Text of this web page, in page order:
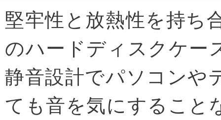
堅牢性と放熱性を持ち
のハードディスクケー
静音設計でパソコンや
ても音を気にすること